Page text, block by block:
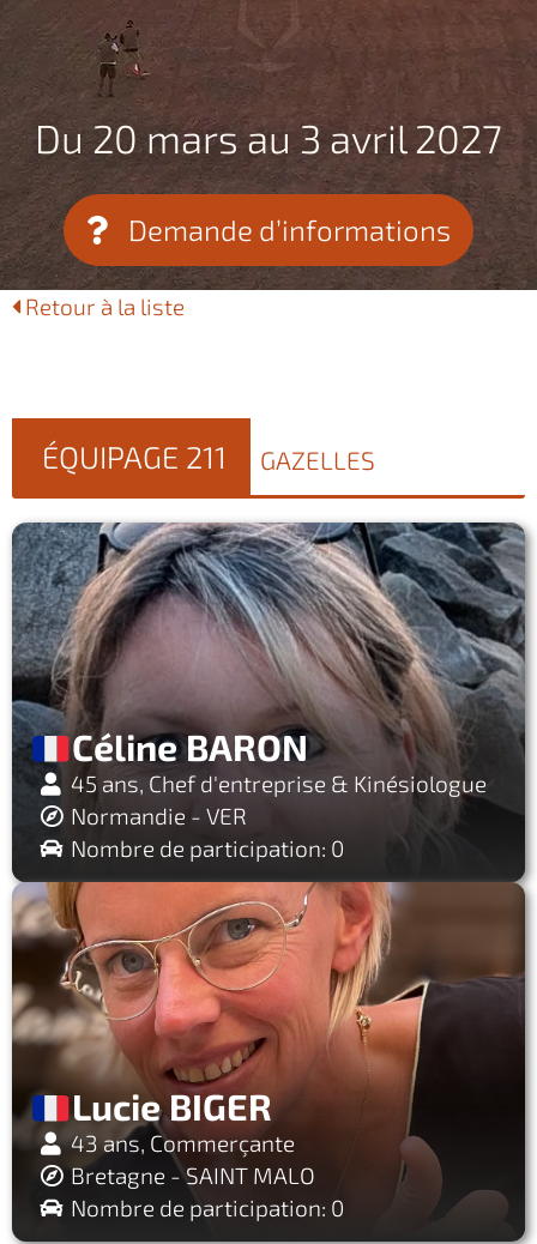
Du 20 mars au 3 avril 2027
Demande d’informations
Retour à la liste
ÉQUIPAGE 211 GAZELLES
Céline BARON
45 ans, Chef d'entreprise & Kinésiologue
Normandie - VER
Nombre de participation: 0
Lucie BIGER
43 ans, Commerçante
Bretagne - SAINT MALO
Nombre de participation: 0